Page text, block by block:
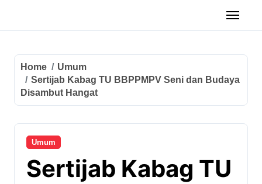
Home
Umum
Sertijab Kabag TU BBPPMPV Seni dan Budaya
Disambut Hangat
Umum
Sertijab Kabag TU